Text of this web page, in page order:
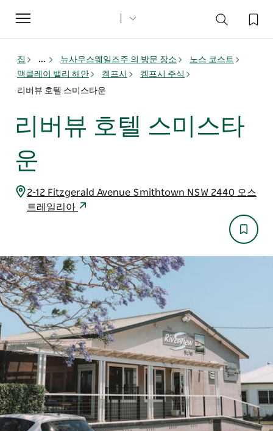
Toggle
navigation
집 ... 뉴사우스웨일즈주 의 방문 장소
노스 코스트
맥클레이 밸리 해안
켐프시
켐프시 주식
리버뷰 호텔 스미스타운
리버뷰 호텔 스미스타
운
2-12 Fitzgerald Avenue Smithtown NSW 2440 오스
트레일리아